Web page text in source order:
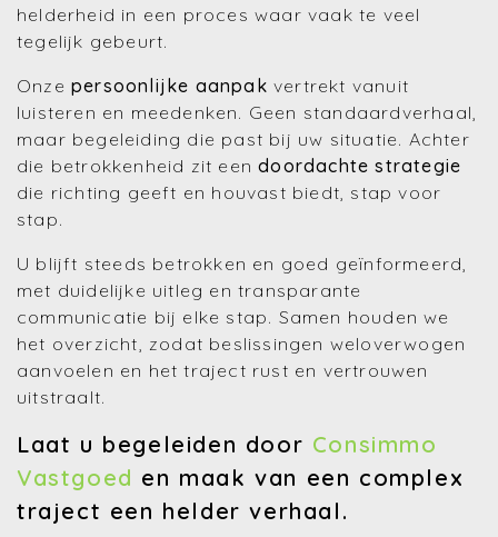
helderheid in een proces waar vaak te veel
tegelijk gebeurt.
Onze persoonlijke aanpak vertrekt vanuit
luisteren en meedenken. Geen standaardverhaal,
maar begeleiding die past bij uw situatie. Achter
die betrokkenheid zit eendoordachte strategie
die richting geeft en houvast biedt, stap voor
stap.
U blijft steeds betrokken en goed geïnformeerd,
met duidelijke uitleg en transparante
communicatie bij elke stap. Samen houden we
het overzicht, zodat beslissingen weloverwogen
aanvoelen en het traject rust en vertrouwen
uitstraalt.
Laat u begeleiden door Consimmo
Vastgoed en maak van een complex
traject een helder verhaal.